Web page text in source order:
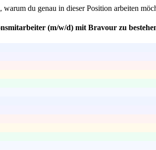
du genau in dieser Position arbeiten
(m/w/d) mit Bravour zu